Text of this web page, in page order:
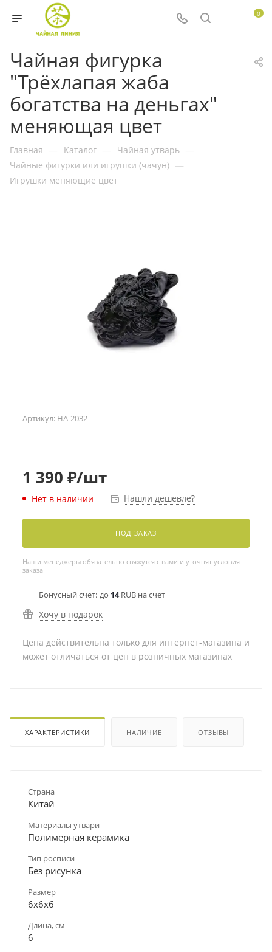
0
Чайная фигурка
"Трёхлапая жаба
богатства на деньгах"
меняющая цвет
Главная — Каталог — Чайная утварь —
Чайные фигурки или игрушки (чачун) —
Игрушки меняющие цвет
Артикул: HA-2032
1 390 ₽/шт
Нет в наличии Нашли дешевле?
ПОД ЗАКАЗ
Наши менеджеры обязательно свяжутся с вами и уточнят условия
заказа
Бонусный счет: до 14RUB на счет
Хочу в подарок
Цена действительна только для интернет-магазина и
может отличаться от цен в розничных магазинах
ХАРАКТЕРИСТИКИ НАЛИЧИЕ ОТЗЫВЫ
Страна
Китай
Материалы утвари
Полимерная керамика
Тип росписи
Без рисунка
Размер
6х6х6
Длина, см
6